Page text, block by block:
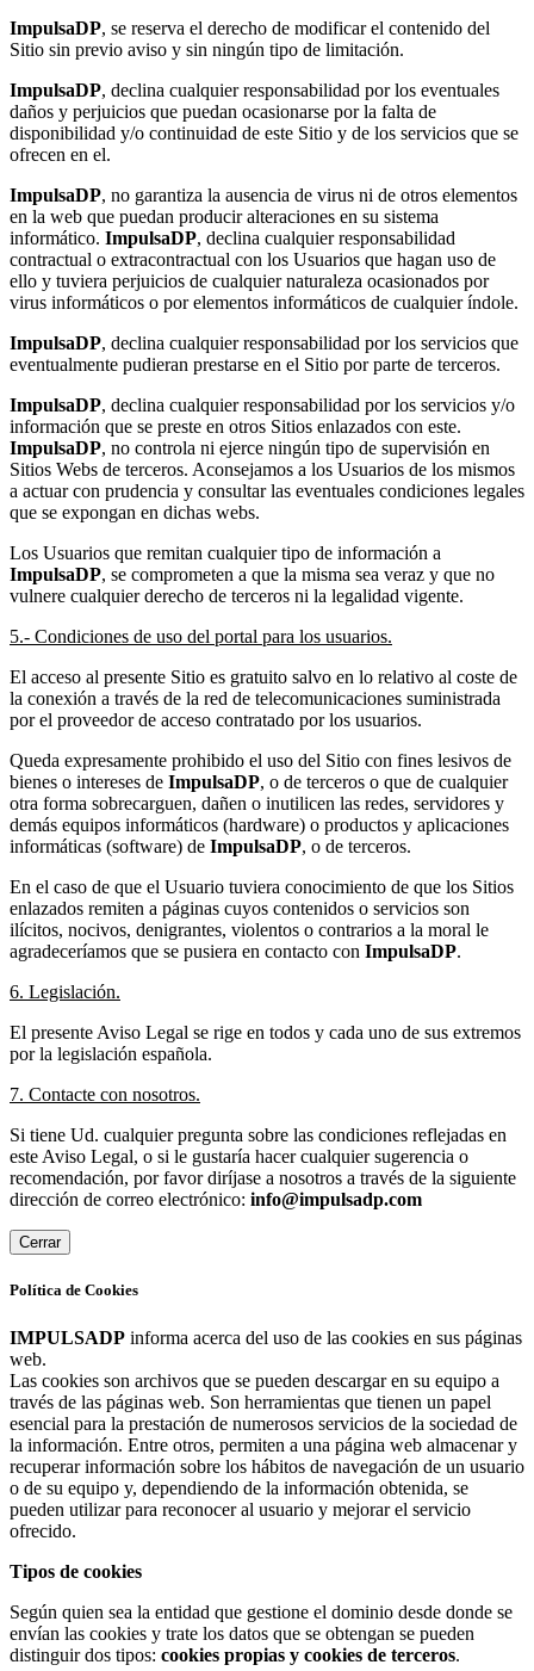
ImpulsaDP, se reserva el derecho de modificar el contenido del
Sitio sin previo aviso y sin ningún tipo de limitación.
ImpulsaDP, declina cualquier responsabilidad por los eventuales
daños y perjuicios que puedan ocasionarse por la falta de
disponibilidad y/o continuidad de este Sitio y de los servicios que se
ofrecen en el.
ImpulsaDP, no garantiza la ausencia de virus ni de otros elementos
en la web que puedan producir alteraciones en su sistema
informático. ImpulsaDP, declina cualquier responsabilidad
contractual o extracontractual con los Usuarios que hagan uso de
ello y tuviera perjuicios de cualquier naturaleza ocasionados por
virus informáticos o por elementos informáticos de cualquier índole.
ImpulsaDP, declina cualquier responsabilidad por los servicios que
eventualmente pudieran prestarse en el Sitio por parte de terceros.
ImpulsaDP, declina cualquier responsabilidad por los servicios y/o
información que se preste en otros Sitios enlazados con este.
ImpulsaDP, no controla ni ejerce ningún tipo de supervisión en
Sitios Webs de terceros. Aconsejamos a los Usuarios de los mismos
a actuar con prudencia y consultar las eventuales condiciones legales
que se expongan en dichas webs.
Los Usuarios que remitan cualquier tipo de información a
ImpulsaDP, se comprometen a que la misma sea veraz y que no
vulnere cualquier derecho de terceros ni la legalidad vigente.
5.- Condiciones de uso del portal para los usuarios.
El acceso al presente Sitio es gratuito salvo en lo relativo al coste de
la conexión a través de la red de telecomunicaciones suministrada
por el proveedor de acceso contratado por los usuarios.
Queda expresamente prohibido el uso del Sitio con fines lesivos de
bienes o intereses de ImpulsaDP, o de terceros o que de cualquier
otra forma sobrecarguen, dañen o inutilicen las redes, servidores y
demás equipos informáticos (hardware) o productos y aplicaciones
informáticas (software) de ImpulsaDP, o de terceros.
En el caso de que el Usuario tuviera conocimiento de que los Sitios
enlazados remiten a páginas cuyos contenidos o servicios son
ilícitos, nocivos, denigrantes, violentos o contrarios a la moral le
agradeceríamos que se pusiera en contacto con ImpulsaDP.
6. Legislación.
El presente Aviso Legal se rige en todos y cada uno de sus extremos
por la legislación española.
7. Contacte con nosotros.
Si tiene Ud. cualquier pregunta sobre las condiciones reflejadas en
este Aviso Legal, o si le gustaría hacer cualquier sugerencia o
recomendación, por favor diríjase a nosotros a través de la siguiente
dirección de correo electrónico: info@impulsadp.com
Cerrar
Política de Cookies
IMPULSADP informa acerca del uso de las cookies en sus páginas
web.
Las cookies son archivos que se pueden descargar en su equipo a
través de las páginas web. Son herramientas que tienen un papel
esencial para la prestación de numerosos servicios de la sociedad de
la información. Entre otros, permiten a una página web almacenar y
recuperar información sobre los hábitos de navegación de un usuario
o de su equipo y, dependiendo de la información obtenida, se
pueden utilizar para reconocer al usuario y mejorar el servicio
ofrecido.
Tipos de cookies
Según quien sea la entidad que gestione el dominio desde donde se
envían las cookies y trate los datos que se obtengan se pueden
distinguir dos tipos: cookies propias y cookies de terceros.